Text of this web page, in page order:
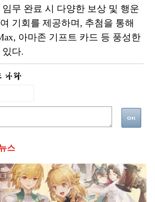
무 완료 시 다양한 보상 및 행운
기회를 제공하며, 추첨을 통해
아마존 기프트 카드 등 풍성한
있다.
스